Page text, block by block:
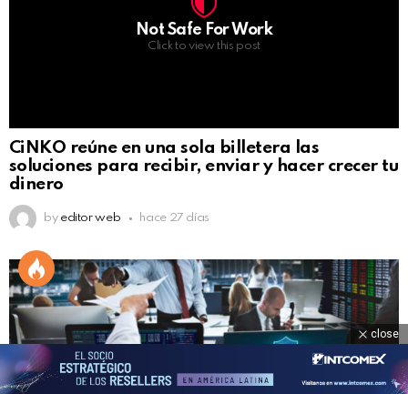
Not Safe For Work
Click to view this post
CiNKO reúne en una sola billetera las
soluciones para recibir, enviar y hacer crecer tu
dinero
by editor web hace 27 días
close